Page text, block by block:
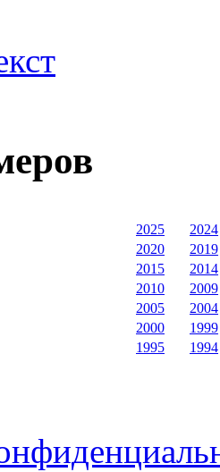
2025
2024
2020
2019
2015
2014
2010
2009
2005
2004
2000
1999
1995
1994